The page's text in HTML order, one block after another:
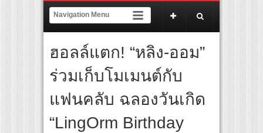
นส์ ในกิจกรรม “EM-ROBIC DANCE FOR MOM @BENCHASIRI PARK
Starathon 8.8 “บอส-โนอึล” เปิดประเดิมเคะ-เมะ สุดเซอร์ไพร้ส์วันแรก
การการศึกษา เปิดตัว “SCA PLUS” แพลตฟอร์มการเรียนรู้ “Creative Arts &
อดการลงทุนในธุรกิจการศึกษากว่า 100 ล้านบาท
ร์ตา-กรุงเทพฯ เสริม Air Connectivity ดึงนักท่องเที่ยวคุณภาพจากอินโดนีเซีย เริ่มเที่
Night” สุดยิ่งใหญ่ ณ กรุงเทพฯ ขนทัพศิลปินชั้นนำ พร้อมกาล่าไนท์สุดอลังก
ฮอลล์แตก! “หลิง-ออม”
ร่วมเก็บโมเมนต์กับ
แฟนคลับ ฉลองวันเกิด
“LingOrm Birthday